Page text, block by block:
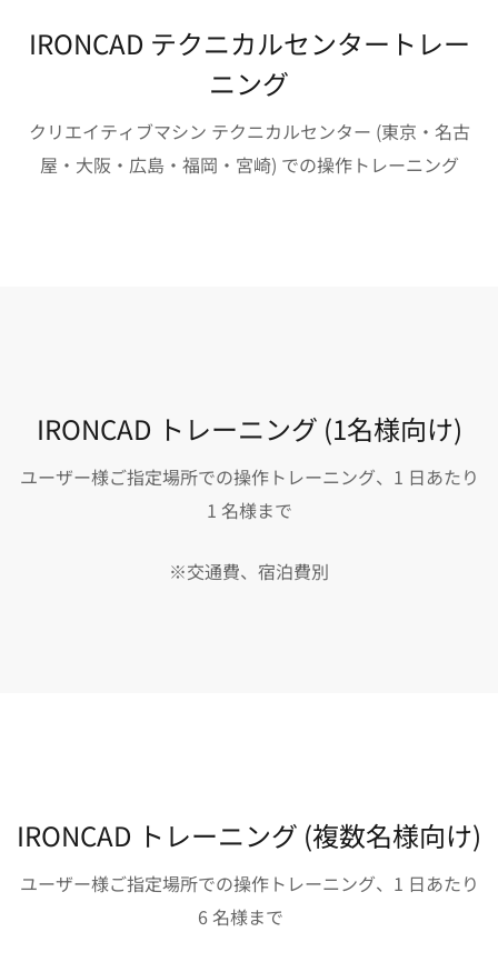
IRONCAD テクニカルセンタートレー
ニング
クリエイティブマシン テクニカルセンター (東京・名古
屋・大阪・広島・福岡・宮崎) での操作トレーニング
IRONCAD トレーニング (1名様向け)
ユーザー様ご指定場所での操作トレーニング、1 日あたり
1 名様まで
※交通費、宿泊費別
IRONCAD トレーニング (複数名様向け)
ユーザー様ご指定場所での操作トレーニング、1 日あたり
6 名様まで